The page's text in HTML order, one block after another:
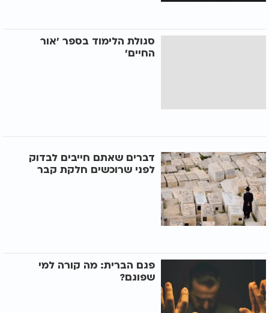
סגולת הלימוד בספר ’אור
החיים’
דברים שאתם חייבים לבדוק
לפני שרוכשים חלקת קבר
פגם הברית: מה קורה למי
שפוגם?